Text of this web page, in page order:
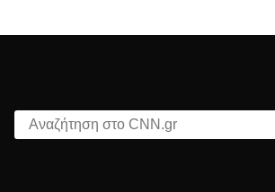
Αναζήτηση στο CNN.gr